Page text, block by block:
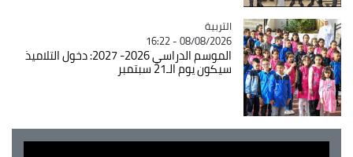
Catégorie
التربية
08/08/2026 - 16:22
الموسم الدراسي 2026- 2027: دخول التلاميذ
سيكون يوم الـ21 سبتمبر